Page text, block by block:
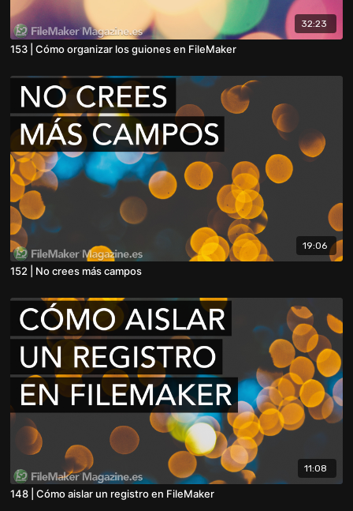
32:23
153 | Cómo organizar los guiones en FileMaker
19:06
152 | No crees más campos
11:08
148 | Cómo aislar un registro en FileMaker